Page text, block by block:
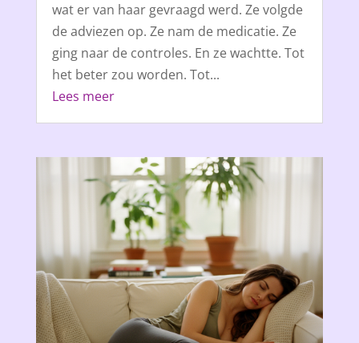
wat er van haar gevraagd werd. Ze volgde
de adviezen op. Ze nam de medicatie. Ze
ging naar de controles. En ze wachtte. Tot
het beter zou worden. Tot...
Lees meer